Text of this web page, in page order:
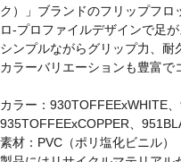
ク）」ブランドのフリップフロ
ロ-プロファイルデザインで足
シンプルながらグリップ力、耐
カラーバリエーションも豊富で
カラー：930TOFFEExWHITE
935TOFFEExCOPPER、
素材：PVC（ポリ塩化ビニル）